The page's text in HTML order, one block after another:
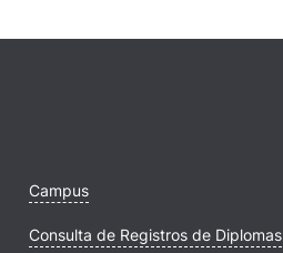
Campus
Consulta de Registros de Diplomas